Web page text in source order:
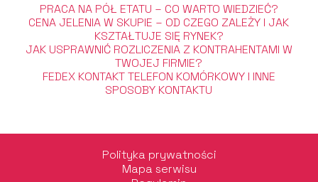
PRACA NA PÓŁ ETATU – CO WARTO WIEDZIEĆ?
CENA JELENIA W SKUPIE – OD CZEGO ZALEŻY I JAK
KSZTAŁTUJE SIĘ RYNEK?
JAK USPRAWNIĆ ROZLICZENIA Z KONTRAHENTAMI W
TWOJEJ FIRMIE?
FEDEX KONTAKT TELEFON KOMÓRKOWY I INNE
SPOSOBY KONTAKTU
Polityka prywatności
Mapa serwisu